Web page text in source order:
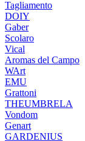
Tagliamento
DOIY
Gaber
Scolaro
Vical
Aromas del Campo
WArt
EMU
Grattoni
THEUMBRELA
Vondom
Genart
GARDENIUS